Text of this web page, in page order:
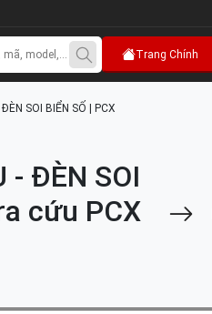
Trang Chính
SOI BIỂN SỐ | PCX
- ĐÈN SOI
cứu PCX